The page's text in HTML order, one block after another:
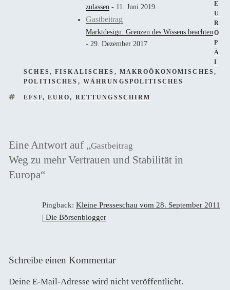
zulassen - 11. Juni 2019
Gastbeitrag
Marktdesign: Grenzen des Wissens beachten
- 29. Dezember 2017
E
U
R
O
P
Ä
I
SCHES ,FISKALISCHES , MAKROÖKONOMISCHES ,
POLITISCHES , WÄHRUNGSPOLITISCHES
SCHLAGWÖRTER
EFSF, EURO, RETTUNGSSCHIRM
Eine Antwort auf „Gastbeitrag
Weg zu mehr Vertrauen und Stabilität in
Europa“
Pingback: Kleine Presseschau vom 28. September 2011
| Die Börsenblogger
Schreibe einen Kommentar
Deine E-Mail-Adresse wird nicht veröffentlicht.